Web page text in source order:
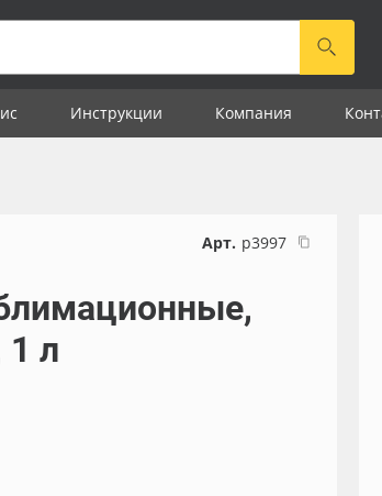
Инструкции Компания
Арт. р3997
л